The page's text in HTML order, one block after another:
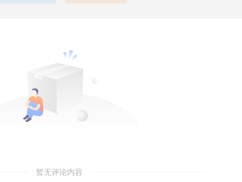
暂无评论内容